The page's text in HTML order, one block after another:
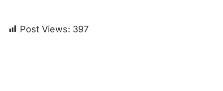
Post Views: 397